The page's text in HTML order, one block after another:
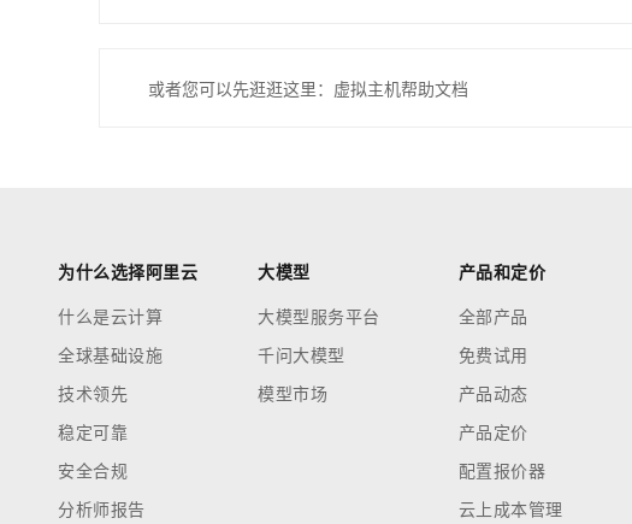
或者您可以先逛逛这里：虚拟主机帮助文档